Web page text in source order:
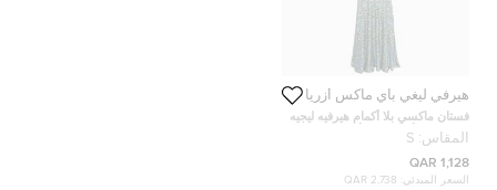
هيرفي ليغي باي ماكس أزريا
فستان ماكسي بلا أكمام هيرفيه ليجيه
باي ماكس أزريا جاكار أزرق صغير
المقاس: S
1,128 QAR
السعر المبدئي: 2,738 QAR